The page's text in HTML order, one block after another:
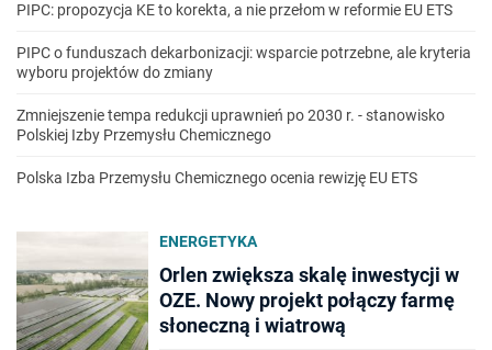
PIPC: propozycja KE to korekta, a nie przełom w reformie EU ETS
PIPC o funduszach dekarbonizacji: wsparcie potrzebne, ale kryteria
wyboru projektów do zmiany
Zmniejszenie tempa redukcji uprawnień po 2030 r. - stanowisko
Polskiej Izby Przemysłu Chemicznego
Polska Izba Przemysłu Chemicznego ocenia rewizję EU ETS
ENERGETYKA
Orlen zwiększa skalę inwestycji w
OZE. Nowy projekt połączy farmę
słoneczną i wiatrową